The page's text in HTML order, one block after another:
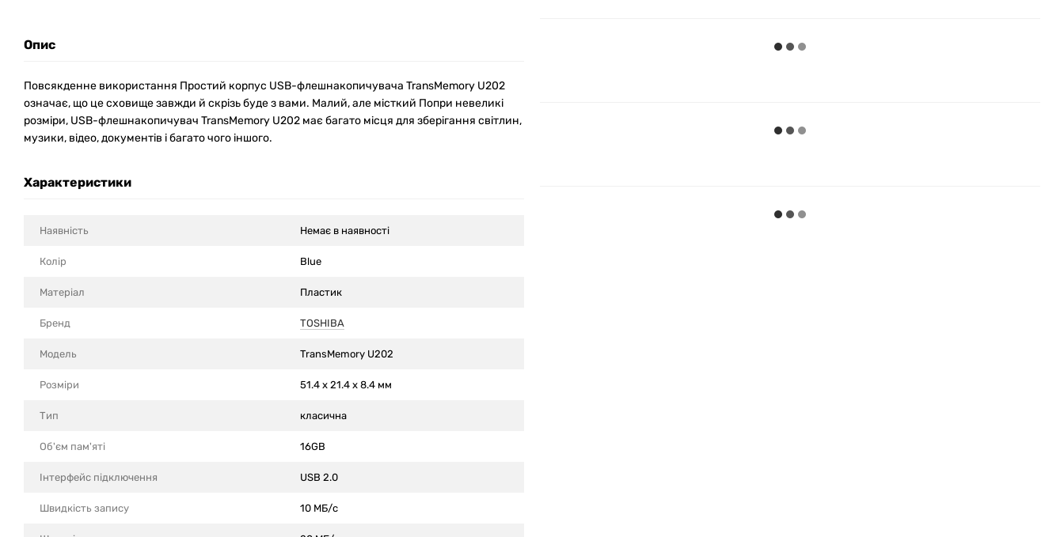
Опис
Повсякденне використання Простий корпус USB-флешнакопичувача TransMemory U202
означає, що це сховище завжди й скрізь буде з вами. Малий, але місткий Попри невеликі
розміри, USB-флешнакопичувач TransMemory U202 має багато місця для зберігання світлин,
музики, відео, документів і багато чого іншого.
Характеристики
Наявність Немає в наявності
Колір Blue
Матеріал Пластик
Бренд TOSHIBA
Модель TransMemory U202
Розміри 51.4 x 21.4 x 8.4 мм
Тип класична
Об'єм пам'яті 16GB
Інтерфейс підключення USB 2.0
Швидкість запису 10 МБ/с